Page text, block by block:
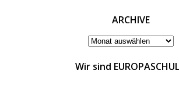
ARCHIVE
ARCHIVE
Wir sind